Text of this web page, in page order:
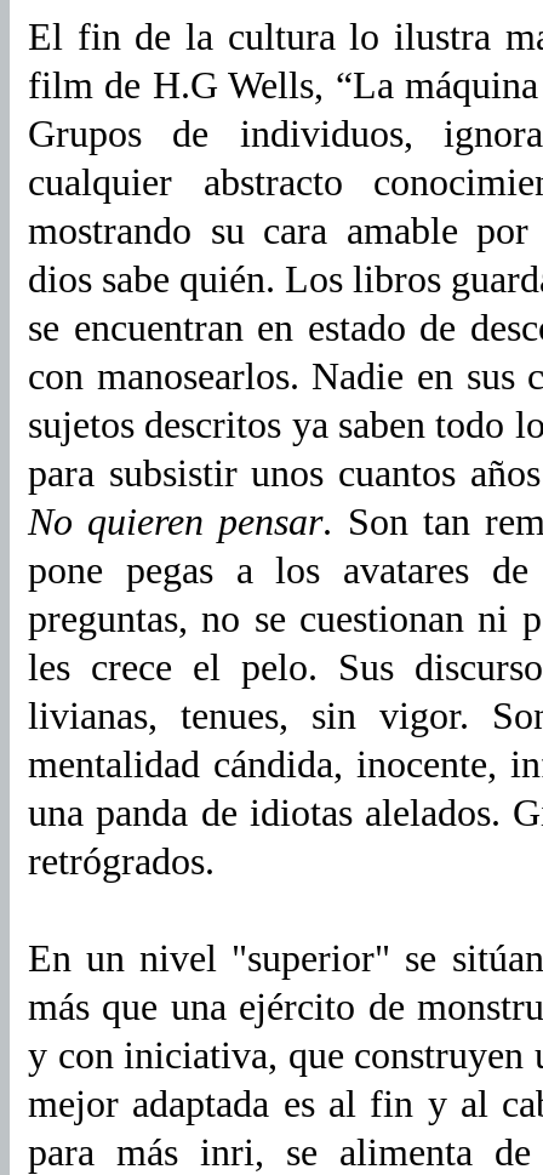
El fin de la cultura lo ilustra
film de H.G Wells, “La
Grupos de individuos,
cualquier abstracto
mostrando su cara amable
dios sabe quién. Los libros
se encuentran en estado de
con manosearlos. Nadie en sus
sujetos descritos ya saben todo
para subsistir unos cuantos
No quieren pensar. Son tan
pone pegas a los avatares
preguntas, no se cuestionan
les crece el pelo. Sus
livianas, tenues, sin vigor.
mentalidad cándida, inocente,
una panda de idiotas alelados.
retrógrados.
En un nivel "superior" se
más que una ejército de
y con iniciativa, que construyen
mejor adaptada es al fin y al
para más inri, se alimenta